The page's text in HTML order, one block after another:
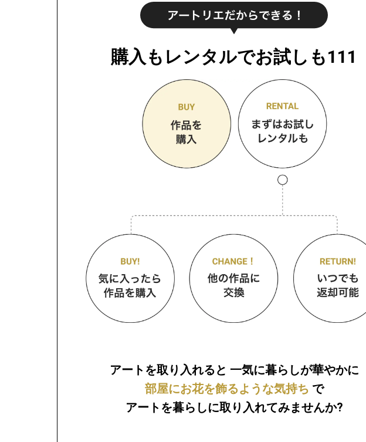
購入もレンタルでお試しも111
アートを取り入れると 一気に暮らしが華やかに
部屋にお花を飾るような気持ち で
アートを暮らしに取り入れてみませんか?